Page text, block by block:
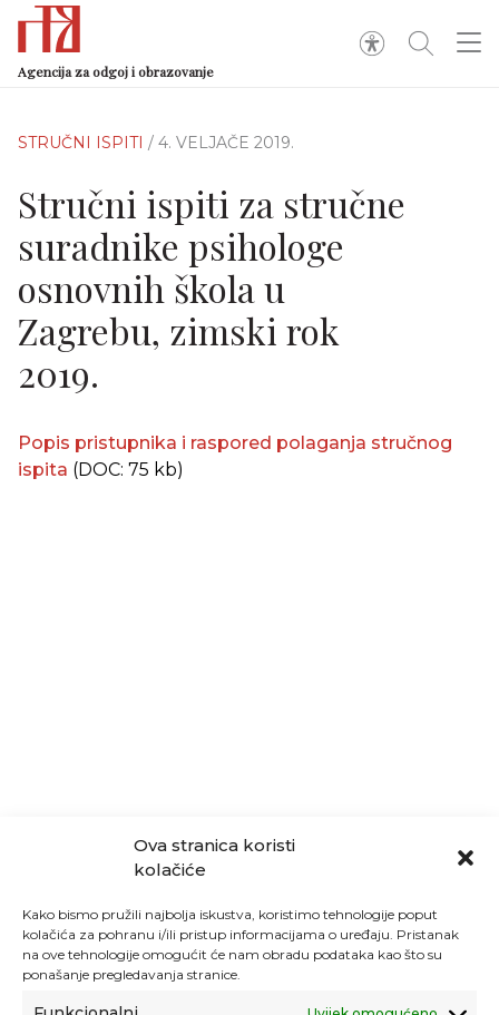
Ova stranica koristi
kolačiće
Kako bismo pružili najbolja iskustva, koristimo tehnologije poput
kolačića za pohranu i/ili pristup informacijama o uređaju. Pristanak
na ove tehnologije omogućit će nam obradu podataka kao što su
ponašanje pregledavanja stranice.
Agencija za odgoj i obrazovanje
STRUČNI ISPITI / 4. VELJAČE 2019.
Stručni ispiti za stručne
suradnike psihologe
osnovnih škola u
Zagrebu, zimski rok
2019.
Popis pristupnika i raspored polaganja stručnog
ispita (DOC: 75 kb)